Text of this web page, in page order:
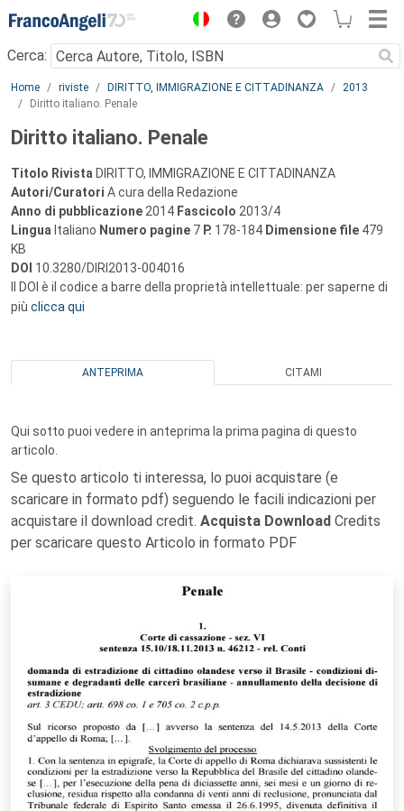
Menu
Cerca:
Main content
Home riviste DIRITTO, IMMIGRAZIONE E CITTADINANZA
2013
Diritto italiano. Penale
Diritto italiano. Penale
Titolo Rivista DIRITTO, IMMIGRAZIONE E CITTADINANZA
Autori/Curatori A cura della Redazione
Anno di pubblicazione 2014 Fascicolo 2013/4
Lingua Italiano Numero pagine 7 P. 178-184 Dimensione file 479
KB
DOI 10.3280/DIRI2013-004016
Il DOI è il codice a barre della proprietà intellettuale: per saperne di
più clicca qui
ANTEPRIMA CITAMI
Qui sotto puoi vedere in anteprima la prima pagina di questo
articolo.
Se questo articolo ti interessa, lo puoi acquistare (e
scaricare in formato pdf) seguendo le facili indicazioni per
acquistare il download credit. Acquista Download Credits
per scaricare questo Articolo in formato PDF